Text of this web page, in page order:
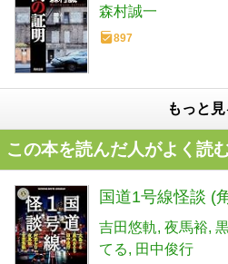
森村誠一
897
もっと見
この本を読んだ人がよく読
国道1号線怪談 (
吉田悠軌 夜馬裕
てる
田中俊行